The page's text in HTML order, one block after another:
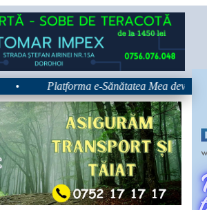
Platforma e-Sănătatea Mea devine